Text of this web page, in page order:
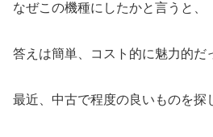
なぜこの機種にしたかと言うと、
答えは簡単、コスト的に魅力的だ
最近、中古で程度の良いものを探